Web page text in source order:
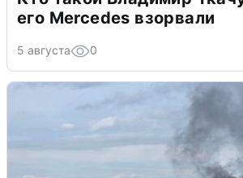
его Mercedes взорвали
5 августа 0